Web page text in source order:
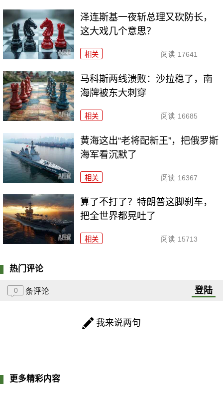
泽连斯基一夜斩总理又砍防长，
这大戏几个意思？
相关 阅读 17641
马科斯两线溃败：沙拉稳了，南
海牌被东大刺穿
相关 阅读 16685
黄海这出“老将配新王”，把俄罗斯
海军看沉默了
相关 阅读 16367
算了不打了？特朗普这脚刹车，
把全世界都晃吐了
相关 阅读 15713
热门评论
0 条评论 登陆
我来说两句
更多精彩内容